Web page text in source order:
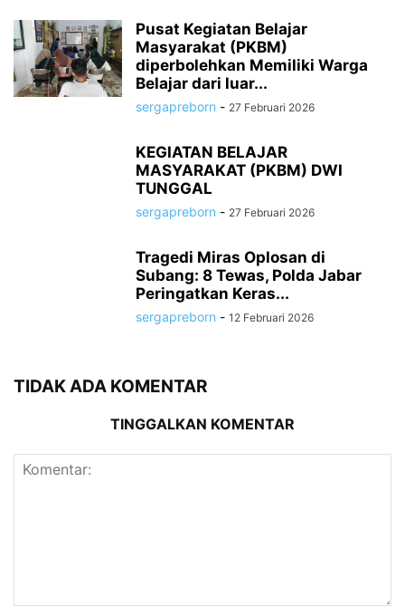
Pusat Kegiatan Belajar
Masyarakat (PKBM)
diperbolehkan Memiliki Warga
Belajar dari luar...
sergapreborn - 27 Februari 2026
KEGIATAN BELAJAR
MASYARAKAT (PKBM) DWI
TUNGGAL
sergapreborn - 27 Februari 2026
Tragedi Miras Oplosan di
Subang: 8 Tewas, Polda Jabar
Peringatkan Keras...
sergapreborn - 12 Februari 2026
TIDAK ADA KOMENTAR
TINGGALKAN KOMENTAR